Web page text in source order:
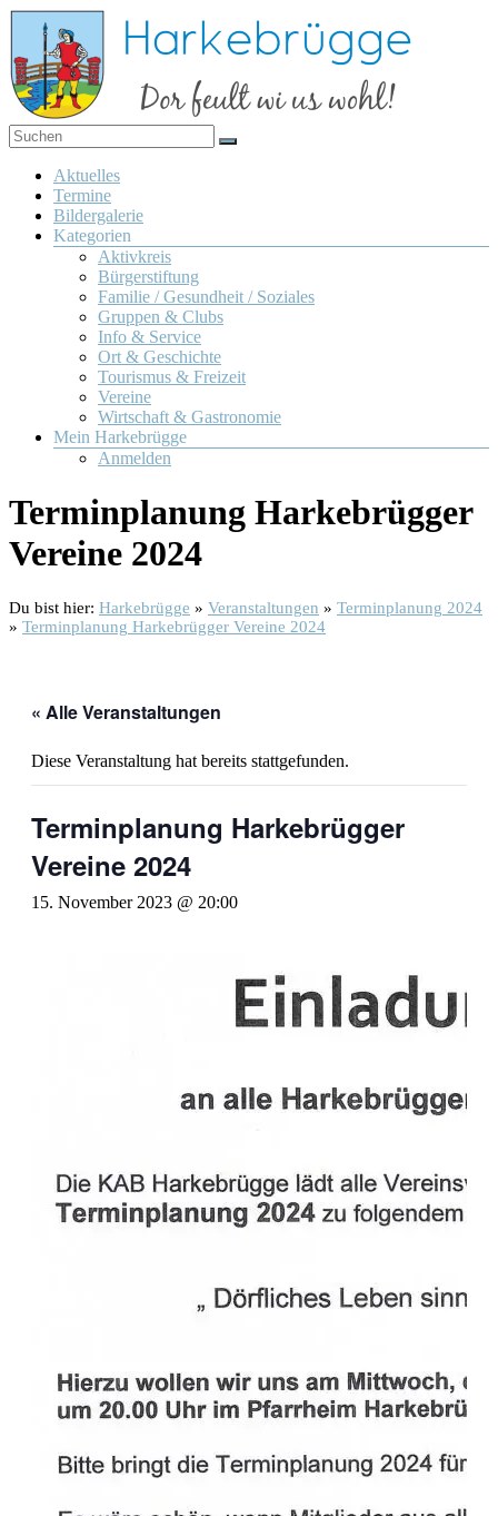
Zum
Inhalt
springen
Harkebrügge
Dor
feult
wi us
wohl!
Menü
Aktuelles
Termine
Bildergalerie
Kategorien
Aktivkreis
Bürgerstiftung
Familie / Gesundheit / Soziales
Gruppen & Clubs
Info & Service
Ort & Geschichte
Tourismus & Freizeit
Vereine
Wirtschaft & Gastronomie
Mein Harkebrügge
Anmelden
Terminplanung Harkebrügger
Vereine 2024
Du bist hier: Harkebrügge » Veranstaltungen » Terminplanung 2024
» Terminplanung Harkebrügger Vereine 2024
« Alle Veranstaltungen
Diese Veranstaltung hat bereits stattgefunden.
Terminplanung Harkebrügger
Vereine 2024
15. November 2023 @ 20:00